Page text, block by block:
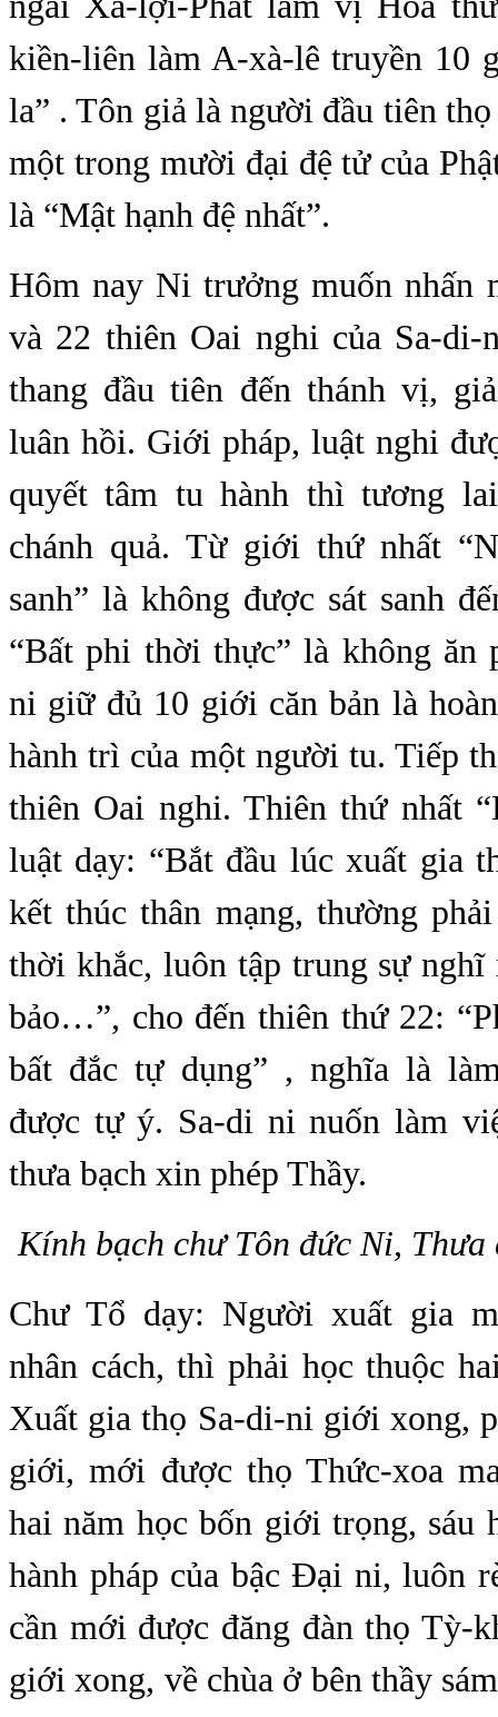
kiền-liên làm A-xà-lê truyền 10
la” . Tôn giả là người đầu tiên
một trong mười đại đệ tử của
là “Mật hạnh đệ nhất”.
Hôm nay Ni trưởng muốn nhấn
và 22 thiên Oai nghi của Sa-
thang đầu tiên đến thánh vị,
luân hồi. Giới pháp, luật nghi
quyết tâm tu hành thì tương
chánh quả. Từ giới thứ nhất
sanh” là không được sát sanh
“Bất phi thời thực” là không
ni giữ đủ 10 giới căn bản là
hành trì của một người tu. Tiếp
thiên Oai nghi. Thiên thứ nhất
luật dạy: “Bắt đầu lúc xuất gia
kết thúc thân mạng, thường
thời khắc, luôn tập trung sự
bảo…”, cho đến thiên thứ 22:
bất đắc tự dụng” , nghĩa là
được tự ý. Sa-di ni nuốn làm
thưa bạch xin phép Thầy.
Kính bạch chư Tôn đức Ni,
Chư Tổ dạy: Người xuất gia
nhân cách, thì phải học thuộc
Xuất gia thọ Sa-di-ni giới xong,
giới, mới được thọ Thức-xoa
hai năm học bốn giới trọng, sáu
hành pháp của bậc Đại ni, luôn
cần mới được đăng đàn thọ Tỳ-
giới xong, về chùa ở bên thầy